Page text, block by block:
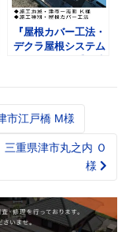
『屋根カバー工法・
デクラ屋根システム
市江戸橋 M様
三重県津市丸之内 Ｏ
様